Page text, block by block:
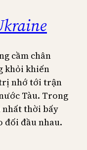
cầm chân
khỏi khiến
nhớ tới trận
Tàu. Trong
thời bấy
đối đầu nhau.